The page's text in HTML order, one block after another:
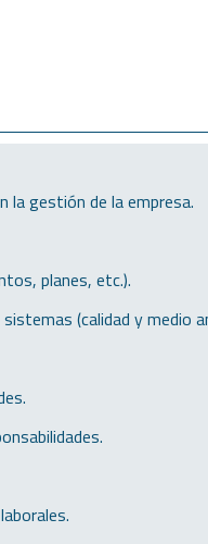
la gestión de la empresa.
planes, etc.).
(calidad y medio